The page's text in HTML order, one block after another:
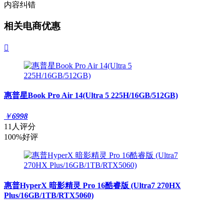
内容纠错
相关电商优惠

惠普星Book Pro Air 14(Ultra 5 225H/16GB/512GB)
￥6998
11人评分
100%好评
惠普HyperX 暗影精灵 Pro 16酷睿版 (Ultra7 270HX
Plus/16GB/1TB/RTX5060)